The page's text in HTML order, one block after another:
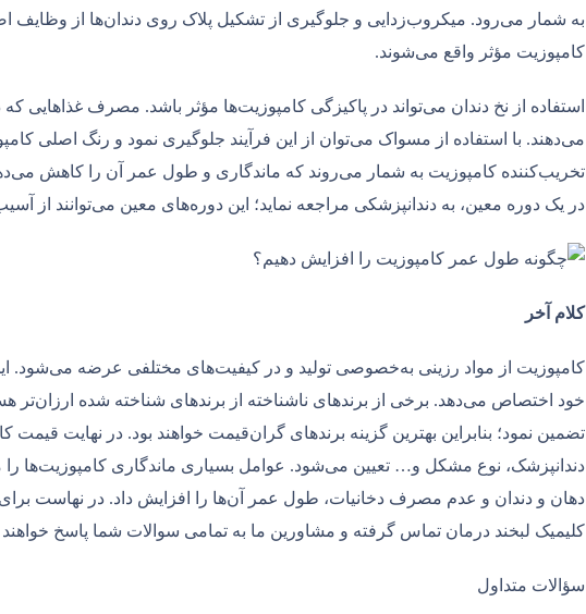
به ‌شمار می‌رود. میکروب‌زدایی و جلوگیری از تشکیل پلاک روی دندان‌ها از
کامپوزیت مؤثر واقع می‌شوند.
استفاده از نخ‌ دندان می‌تواند در پاکیزگی کامپوزیت‌ها مؤثر باشد. مصرف غذاهایی که
می‌دهند. با استفاده از مسواک می‌توان از این فرآیند جلوگیری نمود و رنگ اصلی
تخریب‌کننده کامپوزیت به شمار می‌روند که ماندگاری و طول عمر آن را کاهش
در یک دوره معین، به دندانپزشکی مراجعه نماید؛ این دوره‌های معین می‌توانند از
کلام آخر
کامپوزیت از مواد رزینی به‌خصوصی تولید و در کیفیت‌های مختلفی عرضه می‌شود.
خود اختصاص می‌دهد. برخی از برندهای ناشناخته از برندهای شناخته ‌شده ارزان‌تر
تضمین نمود؛ بنابراین بهترین گزینه برندهای گران‌قیمت خواهند بود. در نهایت قیمت
دندانپزشک، نوع مشکل و… تعیین می‌شود. عوامل بسیاری ماندگاری کامپوزیت‌ها
دهان و دندان و عدم مصرف دخانیات، طول عمر آن‌ها را افزایش داد. در نهاست برای
کلیمیک لبخند درمان تماس گرفته و مشاورین ما به تمامی سوالات شما پاسخ خواهند
سؤالات متداول